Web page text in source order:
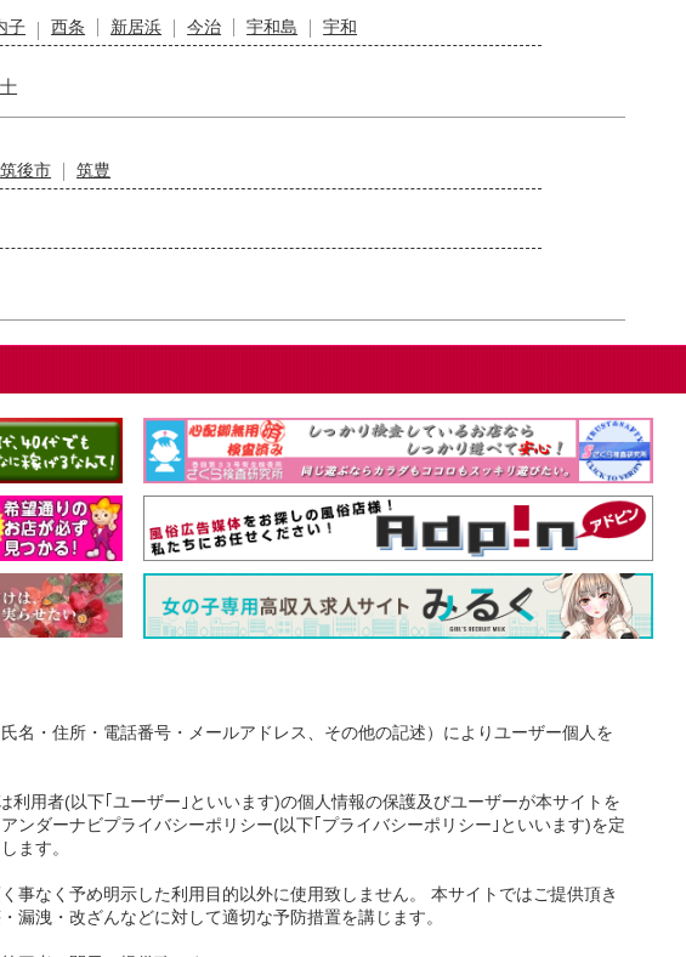
子 西条 新居浜 今治 宇和島
宇和
筑後市
筑豊
名・住所・電話番号・メールアドレス、その他の記述）によりユーザー個人を
利用者(以下｢ユーザー｣といいます)の個人情報の保護及びユーザーが本サイトを
ンダーナビプライバシーポリシー(以下｢プライバシーポリシー｣といいます)を定
ます。
事なく予め明示した利用目的以外に使用致しません。 本サイトではご提供頂き
漏洩・改ざんなどに対して適切な予防措置を講じます。